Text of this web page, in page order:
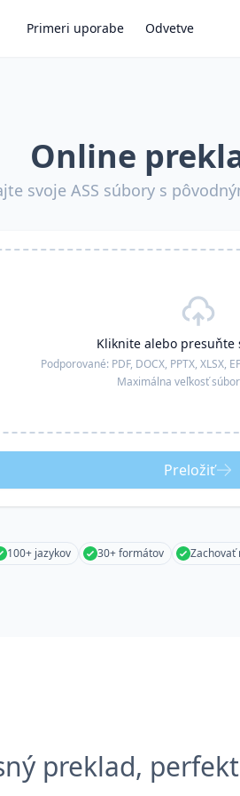
Primeri uporabe Odvetve
Online
svoje ASS súbory s
Kliknite alebo presuňte
Podporované: PDF, DOCX, PPTX, XLSX,
Maximálna veľkosť
Preložiť
100+ jazykov 30+ formátov Zachovať
preklad,